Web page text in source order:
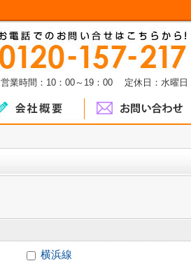
営業時間：10：00～19：00 定休日：水曜日
横浜線